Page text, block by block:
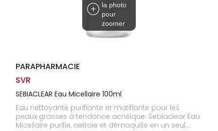
la photo
pour
zoomer
PARAPHARMACIE
SVR
SEBIACLEAR Eau Micellaire 100ml
Eau nettoyante purifiante et matifiante pour les
peaux grasses à tendance acnéique. Sebiaclear Eau
Micellaire purifie, nettoie et démaquille en un seul